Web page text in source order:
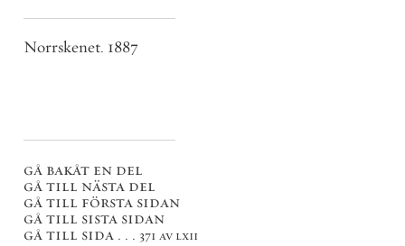
Norrskenet. 1887
gå bakåt en del
gå till nästa del
gå till första sidan
gå till sista sidan
gå till sida . . . 371 av lxii